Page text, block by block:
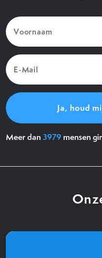
Voornaam
(Vereist)
E-
Mail
(Vereist)
Meer dan3979 mensen